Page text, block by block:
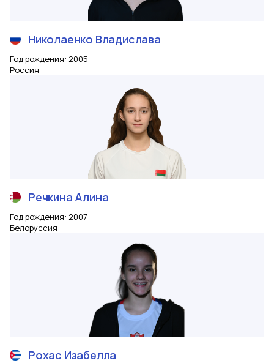
Николаенко Владислава
Год рождения: 2005
Россия
Речкина Алина
Год рождения: 2007
Белоруссия
Рохас Изабелла